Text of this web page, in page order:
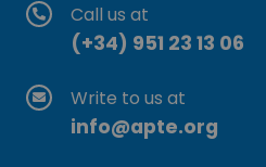
Call us at
(+34) 951 23 13 06
Write to us at
info@apte.org